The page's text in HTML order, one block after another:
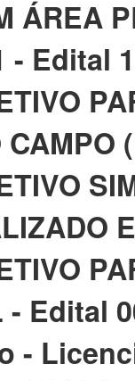
ÁREA
- Edital
- Edital
-